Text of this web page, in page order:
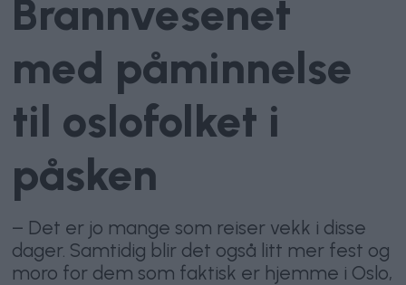
Brannvesenet
med påminnelse
til oslofolket i
påsken
– Det er jo mange som reiser vekk i disse
dager. Samtidig blir det også litt mer fest og
moro for dem som faktisk er hjemme i Oslo,